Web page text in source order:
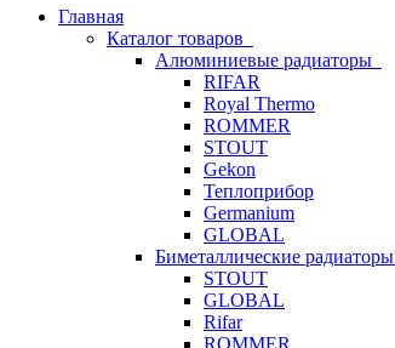
Главная
Каталог товаров
Алюминиевые радиаторы
RIFAR
Royal Thermo
ROMMER
STOUT
Gekon
Теплоприбор
Germanium
GLOBAL
Биметаллические радиаторы
STOUT
GLOBAL
Rifar
ROMMER